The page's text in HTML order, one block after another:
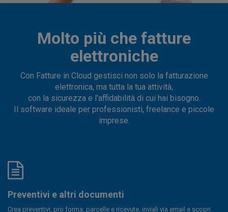
Molto più che fatture
elettroniche
Con Fatture in Cloud gestisci non solo la fatturazione
elettronica, ma tutta la tua attività,
con la sicurezza e l'affidabilità di cui hai bisogno.
Il software ideale per professionisti, freelance e piccole
imprese.
Preventivi e altri documenti
Crea preventivi, pro forma, parcelle e ricevute, inviali via email e scopri